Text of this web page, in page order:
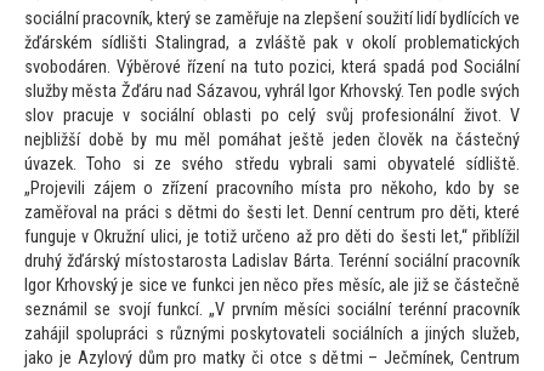
sociální pracovník, který se zaměřuje na zlepšení soužití lidí bydlících ve
žďárském sídlišti Stalingrad, a zvláště pak v okolí problematických
svobodáren. Výběrové řízení na tuto pozici, která spadá pod Sociální
služby města Žďáru nad Sázavou, vyhrál Igor Krhovský. Ten podle svých
slov pracuje v sociální oblasti po celý svůj profesionální život. V
nejbližší době by mu měl pomáhat ještě jeden člověk na částečný
úvazek. Toho si ze svého středu vybrali sami obyvatelé sídliště.
„Projevili zájem o zřízení pracovního místa pro někoho, kdo by se
zaměřoval na práci s dětmi do šesti let. Denní centrum pro děti, které
funguje v Okružní ulici, jetotiž určeno až pro děti do šesti let,“ přiblížil
druhý žďárský místostarosta Ladislav Bárta. Terénní sociální pracovník
Igor Krhovský je sice ve funkci jen něco přes měsíc, ale již se částečně
seznámil se svojí funkcí. „V prvním měsíci sociální terénní pracovník
zahájil spolupráci s různými poskytovateli sociálních a jiných služeb,
jako je Azylový dům pro matky či otce s dětmi – Ječmínek, Centrum